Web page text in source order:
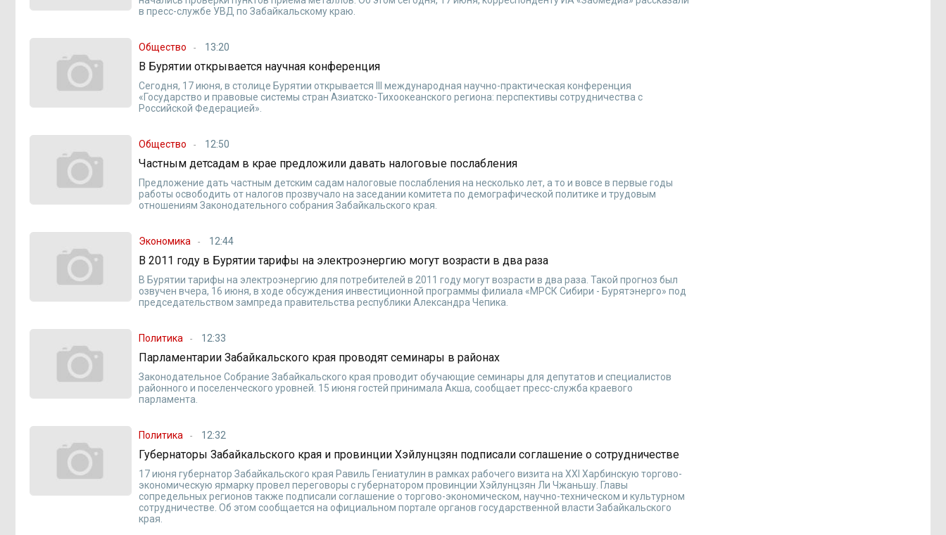
в пресс-службе УВД по Забайкальскому краю.
Общество 13:20
В Бурятии открывается научная конференция
Сегодня, 17 июня, в столице Бурятии открывается III международная научно-практическая конференция
«Государство и правовые системы стран Азиатско-Тихоокеанского региона: перспективы сотрудничества с
Российской Федерацией».
Общество 12:50
Частным детсадам в крае предложили давать налоговые послабления
Предложение дать частным детским садам налоговые послабления на несколько лет, а то и вовсе в первые годы
работы освободить от налогов прозвучало на заседании комитета по демографической политике и трудовым
отношениям Законодательного собрания Забайкальского края.
Экономика 12:44
В 2011 году в Бурятии тарифы на электроэнергию могут возрасти в два раза
В Бурятии тарифы на электроэнергию для потребителей в 2011 году могут возрасти в два раза. Такой прогноз был
озвучен вчера, 16 июня, в ходе обсуждения инвестиционной программы филиала «МРСК Сибири - Бурятэнерго» под
председательством зампреда правительства республики Александра Чепика.
Политика 12:33
Парламентарии Забайкальского края проводят семинары в районах
Законодательное Собрание Забайкальского края проводит обучающие семинары для депутатов и специалистов
районного и поселенческого уровней. 15 июня гостей принимала Акша, сообщает пресс-служба краевого
парламента.
Политика 12:32
Губернаторы Забайкальского края и провинции Хэйлунцзян подписали соглашение о сотрудничестве
17 июня губернатор Забайкальского края Равиль Гениатулин в рамках рабочего визита на XXI Харбинскую торгово-
экономическую ярмарку провел переговоры с губернатором провинции Хэйлунцзян Ли Чжаньшу. Главы
сопредельных регионов также подписали соглашение о торгово-экономическом, научно-техническом и культурном
сотрудничестве. Об этом сообщается на официальном портале органов государственной власти Забайкальского
края.